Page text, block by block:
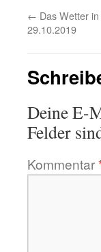
← Das Wetter
29.10.2019
Deine E-
Felder
Kommentar